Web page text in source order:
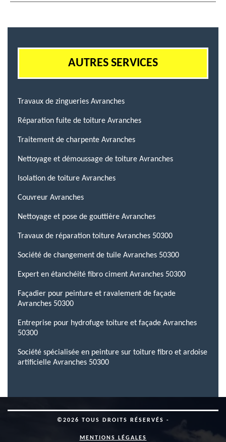
AUTRES SERVICES
Travaux de zingueries Avranches
Réparation fuite de toiture Avranches
Traitement de charpente Avranches
Nettoyage et démoussage de toiture Avranches
Isolation de toiture Avranches
Couvreur Avranches
Nettoyage et pose de gouttière Avranches
Travaux de réparation toiture Avranches 50300
Société de changement de tuile Avranches 50300
Expert en étanchéité fibro ciment Avranches 50300
Façadier pour peinture et ravalement de façade
Avranches 50300
Entreprise pour hydrofuge toiture et façade Avranches
50300
Société spécialisée en peinture sur toiture fibro et ardoise
artificielle Avranches 50300
©2026 TOUS DROITS RÉSERVÉS -
MENTIONS LÉGALES